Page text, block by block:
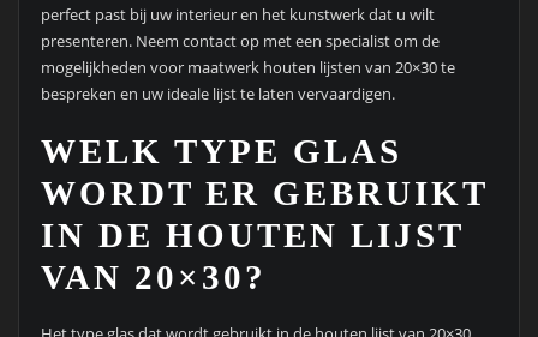
perfect past bij uw interieur en het kunstwerk dat u wilt
presenteren. Neem contact op met een specialist om de
mogelijkheden voor maatwerk houten lijsten van 20×30 te
bespreken en uw ideale lijst te laten vervaardigen.
WELK TYPE GLAS
WORDT ER GEBRUIKT
IN DE HOUTEN LIJST
VAN 20×30?